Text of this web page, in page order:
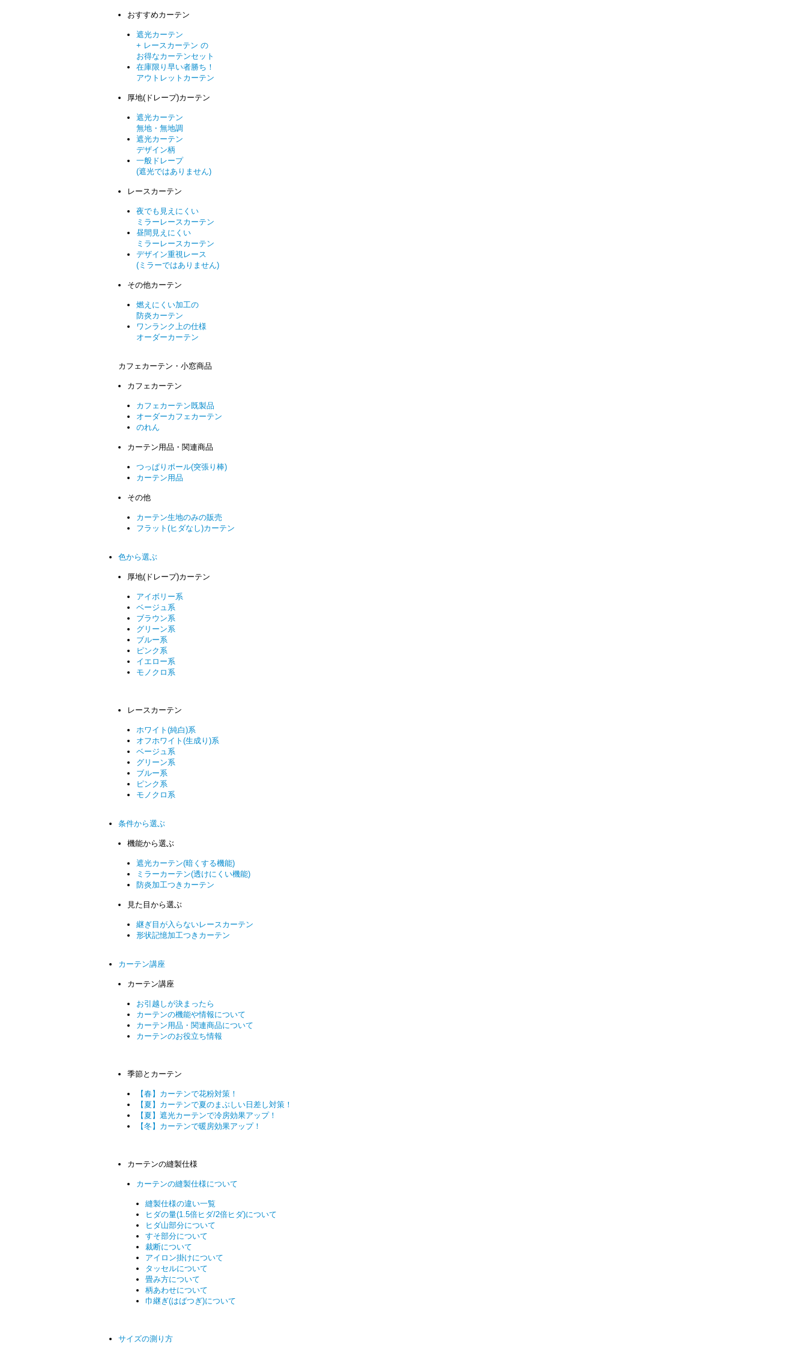
おすすめカーテン
遮光カーテン
+ レースカーテン の
お得なカーテンセット
在庫限り早い者勝ち！
アウトレットカーテン
厚地(ドレープ)カーテン
遮光カーテン
無地・無地調
遮光カーテン
デザイン柄
一般ドレープ
(遮光ではありません)
レースカーテン
夜でも見えにくい
ミラーレースカーテン
昼間見えにくい
ミラーレースカーテン
デザイン重視レース
(ミラーではありません)
その他カーテン
燃えにくい加工の
防炎カーテン
ワンランク上の仕様
オーダーカーテン
カフェカーテン・小窓商品
カフェカーテン
カフェカーテン既製品
オーダーカフェカーテン
のれん
カーテン用品・関連商品
つっぱりポール(突張り棒)
カーテン用品
その他
カーテン生地のみの販売
フラット(ヒダなし)カーテン
色から選ぶ
厚地(ドレープ)カーテン
アイボリー系
ベージュ系
ブラウン系
グリーン系
ブルー系
ピンク系
イエロー系
モノクロ系
レースカーテン
ホワイト(純白)系
オフホワイト(生成り)系
ベージュ系
グリーン系
ブルー系
ピンク系
モノクロ系
条件から選ぶ
機能から選ぶ
遮光カーテン(暗くする機能)
ミラーカーテン(透けにくい機能)
防炎加工つきカーテン
見た目から選ぶ
継ぎ目が入らないレースカーテン
形状記憶加工つきカーテン
カーテン講座
カーテン講座
お引越しが決まったら
カーテンの機能や情報について
カーテン用品・関連商品について
カーテンのお役立ち情報
季節とカーテン
【春】カーテンで花粉対策！
【夏】カーテンで夏のまぶしい日差し対策！
【夏】遮光カーテンで冷房効果アップ！
【冬】カーテンで暖房効果アップ！
カーテンの縫製仕様
カーテンの縫製仕様について
縫製仕様の違い一覧
ヒダの量(1.5倍ヒダ/2倍ヒダ)について
ヒダ山部分について
すそ部分について
裁断について
アイロン掛けについて
タッセルについて
畳み方について
柄あわせについて
巾継ぎ(はばつぎ)について
サイズの測り方